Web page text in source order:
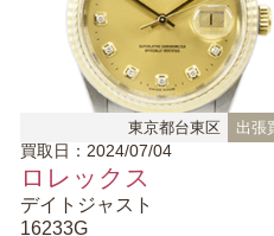
東京都台東区
出張
買取日：2024/07/04
ロレックス
デイトジャスト
16233G